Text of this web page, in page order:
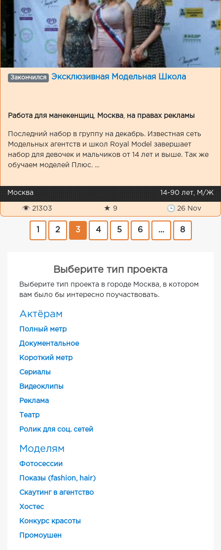
Закончился Эксклюзивная Модельная Школа
Работа для манекенщиц Москва на правах рекламы
Последний набор в группу на декабрь. Известная сеть
Модельных агентств и школ Royal Model завершает
набор для девочек и мальчиков от 14 лет и выше. Так же
обучаем моделей Плюс. ...
Москва 14-90 лет, М/Ж
👁 21303 ★ 9 🕒 26 Nov
2 3 4 5 6 ... 8
Выберите тип проекта
Выберите тип проекта в городе Москва, в котором
вам было бы интересно поучаствовать.
Актёрам
Полный метр
Документальное
Короткий метр
Cериалы
Видеоклипы
Реклама
Театр
Ролик для соц. сетей
Моделям
Фотосессии
Показы (fashion, hair)
Скаутинг в агентство
Хостес
Конкурс красоты
Промоушен